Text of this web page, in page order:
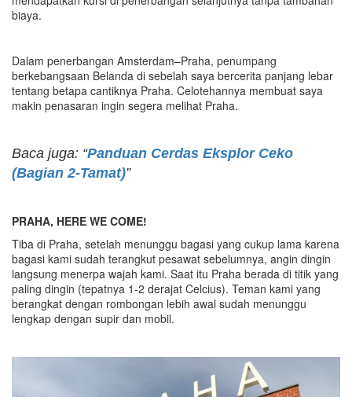
biaya.
Dalam penerbangan Amsterdam–Praha, penumpang
berkebangsaan Belanda di sebelah saya bercerita panjang lebar
tentang betapa cantiknya Praha. Celotehannya membuat saya
makin penasaran ingin segera melihat Praha.
Baca juga: “Panduan Cerdas Eksplor Ceko
(Bagian 2-Tamat)”
PRAHA, HERE WE COME!
Tiba di Praha, setelah menunggu bagasi yang cukup lama karena
bagasi kami sudah terangkut pesawat sebelumnya, angin dingin
langsung menerpa wajah kami. Saat itu Praha berada di titik yang
paling dingin (tepatnya 1-2 derajat Celcius). Teman kami yang
berangkat dengan rombongan lebih awal sudah menunggu
lengkap dengan supir dan mobil.